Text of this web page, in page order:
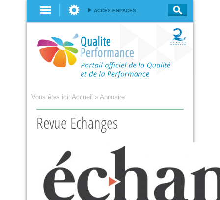
ACCÈS ESPACES
Vous êtes ici: Accueil » Annuaire
Revue Echanges